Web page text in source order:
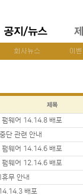
펌웨어 14.14.8 배포
단 관련 안내
펌웨어 14.14.6 배포
펌웨어 12.14.6 배포
무 안내
배포